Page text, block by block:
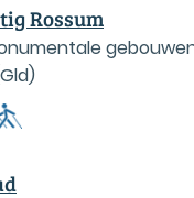
Rossum